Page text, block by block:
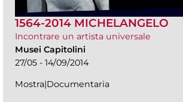
1564-2014 MICHELANGELO
Incontrare un artista universale
Musei Capitolini
27/05 - 14/09/2014
Mostra|Documentaria